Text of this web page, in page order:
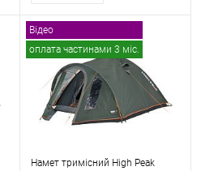
Відео
оплата частинами 3 міс.
безкоштовна доставка
Намет тримісний High Peak